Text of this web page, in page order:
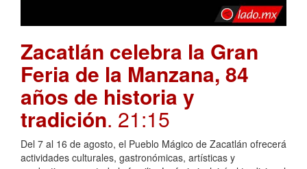
Zacatlán celebra la Gran
Feria de la Manzana, 84
años de historia y
tradición. 21:15
Del 7 al 16 de agosto, el Pueblo Mágico de Zacatlán ofrecerá
actividades culturales, gastronómicas, artísticas y